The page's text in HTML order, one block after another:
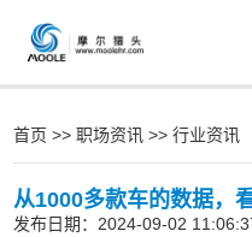
首页 >>职场资讯 >>行业资讯
从1000多款车的数据，
发布日期：2024-09-02